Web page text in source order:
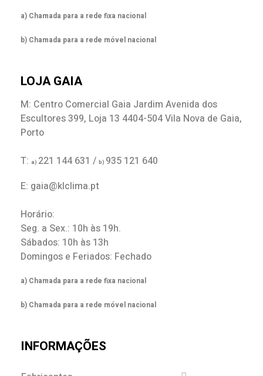
a) Chamada para a rede fixa nacional
b) Chamada para a rede móvel nacional
LOJA GAIA
M: Centro Comercial Gaia Jardim Avenida dos
Escultores 399, Loja 13 4404-504 Vila Nova de Gaia,
Porto
T: a) 221 144 631 / b) 935 121 640
E: gaia@klclima.pt
Horário:
Seg. a Sex.: 10h às 19h.
Sábados: 10h às 13h
Domingos e Feriados: Fechado
a) Chamada para a rede fixa nacional
b) Chamada para a rede móvel nacional
INFORMAÇÕES